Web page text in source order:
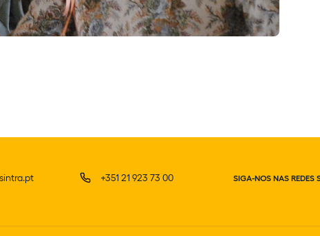
+351 21 923 73 00 SIGA-NOS NAS REDES